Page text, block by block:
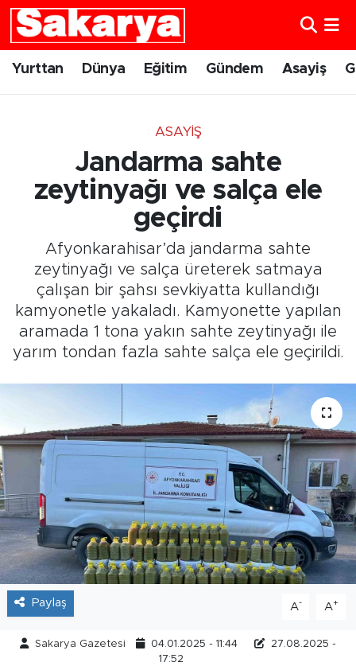
Yurttan Dünya Eğitim Gündem Asayiş
ASAYIŞ
Jandarma sahte
zeytinyağı ve salça ele
geçirdi
Afyonkarahisar’da jandarma sahte
zeytinyağı ve salça üreterek satmaya
çalışan bir şahsı sevkiyatta kullandığı
kamyonetle yakaladı. Kamyonette yapılan
aramada 1 tona yakın sahte zeytinyağı ile
yarım tondan fazla sahte salça ele geçirildi.
Paylaş A- A+
Sakarya Gazetesi 04.01.2025 - 11:44
27.08.2025 -
17:52
Yurttan
Gündem
Eskişehirspor
Spor
Kültür Sanat
Tarihçe
Resmi İlanlar
Söyleşi
Foto Şaka
Teknoloji
Politika
Eskişehir Nöbetçi Eczaneler
Eskişehir Namaz Vakitleri
Eskişehir Trafik Yoğunluk Haritası
Süper Lig Puan Durumu ve Fikstür
Tüm Manşetler
Son Dakika Haberleri
Haber Arşivi